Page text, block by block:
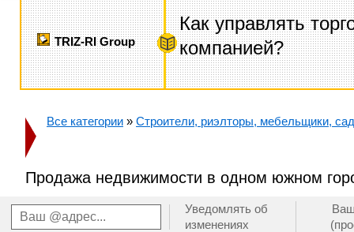
TRIZ-RI Group
Как управлять
компанией?
Все категории » Строители, риэлторы, мебельщики,
Продажа недвижимости в одном южном
Уведомлять об
изменениях